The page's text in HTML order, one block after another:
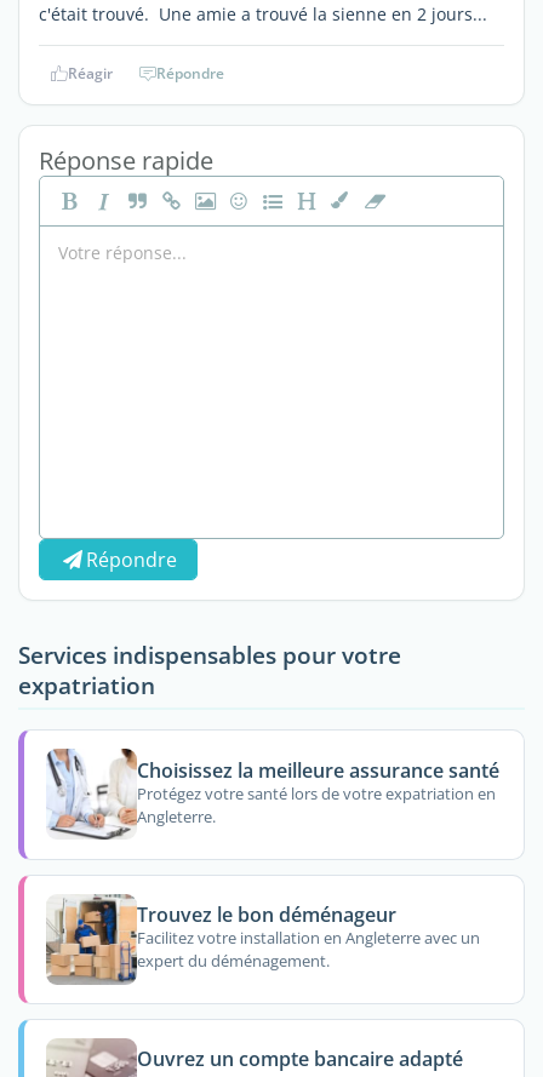
c'était trouvé. Une amie a trouvé la sienne en 2 jours...
Réagir Répondre
Réponse rapide
Répondre
Services indispensables pour votre
expatriation
Choisissez la meilleure assurance santé
Protégez votre santé lors de votre expatriation en
Angleterre.
Trouvez le bon déménageur
Facilitez votre installation en Angleterre avec un
expert du déménagement.
Ouvrez un compte bancaire adapté